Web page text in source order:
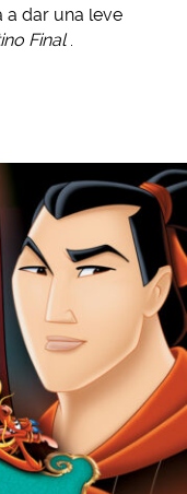
a dar una leve
Final .